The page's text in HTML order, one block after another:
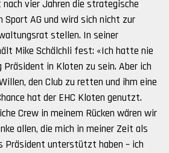
vier Jahren die strategische
Sport AG und wird sich nicht zur
stellen. In seiner
Mike Schälchli fest: «Ich hatte nie
Präsident in Kloten zu sein. Aber ich
den Club zu retten und ihm eine
hat der EHC Kloten genutzt.
Crew in meinem Rücken wären wir
allen, die mich in meiner Zeit als
Präsident unterstützt haben – ich